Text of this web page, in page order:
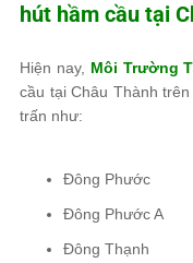
hút hầm cầu tại
Hiện nay, Môi Trường
cầu tại Châu Thành
trấn như:
Đông Phước
Đông Phước A
Đông Thạnh